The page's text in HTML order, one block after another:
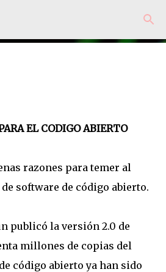
principal
EL CODIGO ABIERTO
razones para temer al
software de código abierto.
publicó la versión 2.0 de
millones de copias del
código abierto ya han sido